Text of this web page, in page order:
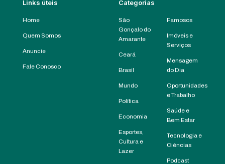
Links úteis
Home
Quem Somos
Anuncie
Fale Conosco
Categorias
São
Gonçalo do
Amarante
Ceará
Brasil
Mundo
Política
Economia
Esportes,
Cultura e
Lazer
Famosos
Imóveis e
Serviços
Mensagem
do Dia
Oportunidades
e Trabalho
Saúde e
Bem Estar
Tecnologia e
Ciências
Podcast